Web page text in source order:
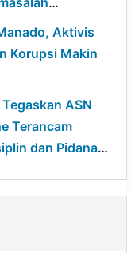
Aktivis
Korupsi Makin
ASN
Terancam
dan Pidana